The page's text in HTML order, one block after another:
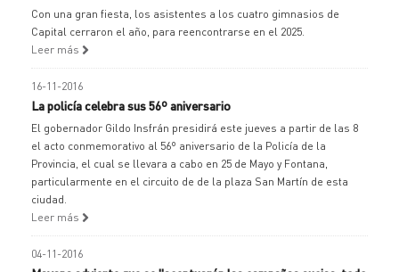
Con una gran fiesta, los asistentes a los cuatro gimnasios de
Capital cerraron el año, para reencontrarse en el 2025.
Leer más
16-11-2016
La policía celebra sus 56º aniversario
El gobernador Gildo Insfrán presidirá este jueves a partir de las 8
el acto conmemorativo al 56º aniversario de la Policía de la
Provincia, el cual se llevara a cabo en 25 de Mayo y Fontana,
particularmente en el circuito de de la plaza San Martín de esta
ciudad.
Leer más
04-11-2016